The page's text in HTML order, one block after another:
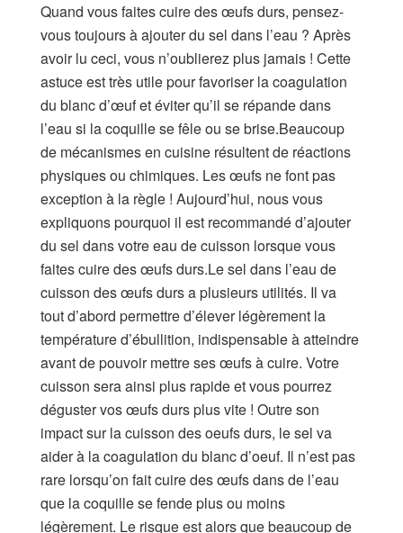
Quand vous faites cuire des œufs durs, pensez-
vous toujours à ajouter du sel dans l’eau ? Après
avoir lu ceci, vous n’oublierez plus jamais ! Cette
astuce est très utile pour favoriser la coagulation
du blanc d’œuf et éviter qu’il se répande dans
l’eau si la coquille se fêle ou se brise.Beaucoup
de mécanismes en cuisine résultent de réactions
physiques ou chimiques. Les œufs ne font pas
exception à la règle ! Aujourd’hui, nous vous
expliquons pourquoi il est recommandé d’ajouter
du sel dans votre eau de cuisson lorsque vous
faites cuire des œufs durs.Le sel dans l’eau de
cuisson des œufs durs a plusieurs utilités. Il va
tout d’abord permettre d’élever légèrement la
température d’ébullition, indispensable à atteindre
avant de pouvoir mettre ses œufs à cuire. Votre
cuisson sera ainsi plus rapide et vous pourrez
déguster vos œufs durs plus vite ! Outre son
impact sur la cuisson des oeufs durs, le sel va
aider à la coagulation du blanc d’oeuf. Il n’est pas
rare lorsqu’on fait cuire des œufs dans de l’eau
que la coquille se fende plus ou moins
légèrement. Le risque est alors que beaucoup de